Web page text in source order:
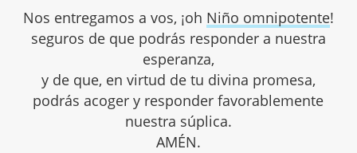
Nos entregamos a vos, ¡oh Niño omnipotente!
seguros de que podrás responder a nuestra
esperanza,
y de que, en virtud de tu divina promesa,
podrás acoger y responder favorablemente
nuestra súplica.
AMÉN.